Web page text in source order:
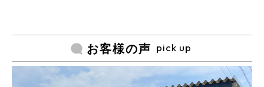
お客様の声 pick up